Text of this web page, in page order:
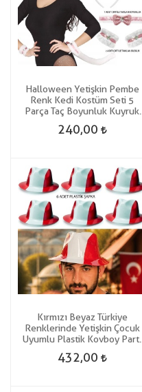
Halloween Yetişkin Pembe
Renk Kedi Kostüm Seti 5
Parça Taç Boyunluk Kuyruk
240,00
Kırmızı Beyaz Türkiye
Renklerinde Yetişkin Çocuk
Uyumlu Plastik Kovboy Parti
432,00